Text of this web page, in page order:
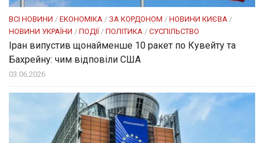
ВСІ НОВИНИ / ЕКОНОМІКА / ЗА КОРДОНОМ / НОВИНИ КИЄВА /
НОВИНИ УКРАЇНИ / ПОДІЇ / ПОЛІТИКА / СУСПІЛЬСТВО
Іран випустив щонайменше 10 ракет по Кувейту та
Бахрейну: чим відповіли США
03.06.2026